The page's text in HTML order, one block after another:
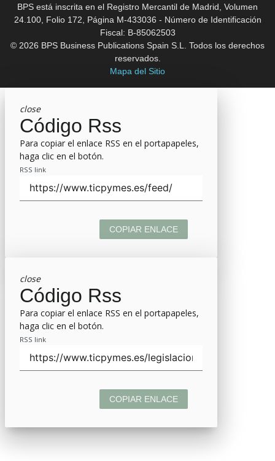
BPS está inscrita en el Registro Mercantil de Madrid, Volumen
24.100, Folio 172, Página M-433036 - Número de Identificación
Fiscal: B-85062503
© 2026 BPS Business Publications Spain S.L. Todos los derechos
reservados.
Mapa del Sitio
close
Código Rss
Para copiar el enlace RSS en el portapapeles,
haga clic en el botón.
RSS link
COPIAR ENLACE
close
Código Rss
Para copiar el enlace RSS en el portapapeles,
haga clic en el botón.
RSS link
COPIAR ENLACE